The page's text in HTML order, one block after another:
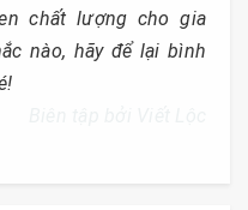
chất lượng cho gia
nào, hãy để lại bình